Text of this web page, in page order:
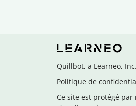
Quillbot, a Learneo,
Politique de
Ce site est protégé